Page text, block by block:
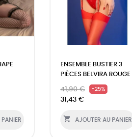
ENSEMBLE BUSTIER 3
PIÈCES BELVIRA ROUGE
41,90 € -25%
31,43 €
 AJOUTER AU PANIER